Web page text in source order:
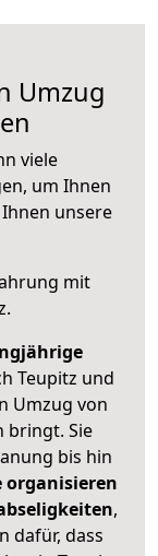
Umzug
viele
um Ihnen
unsere
mit
.
Teupitz und
Umzug von
bringt. Sie
bis hin
organisieren
,
dafür, dass